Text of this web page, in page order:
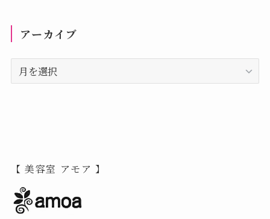
アーカイブ
ア
ー
【 美容室 アモア 】